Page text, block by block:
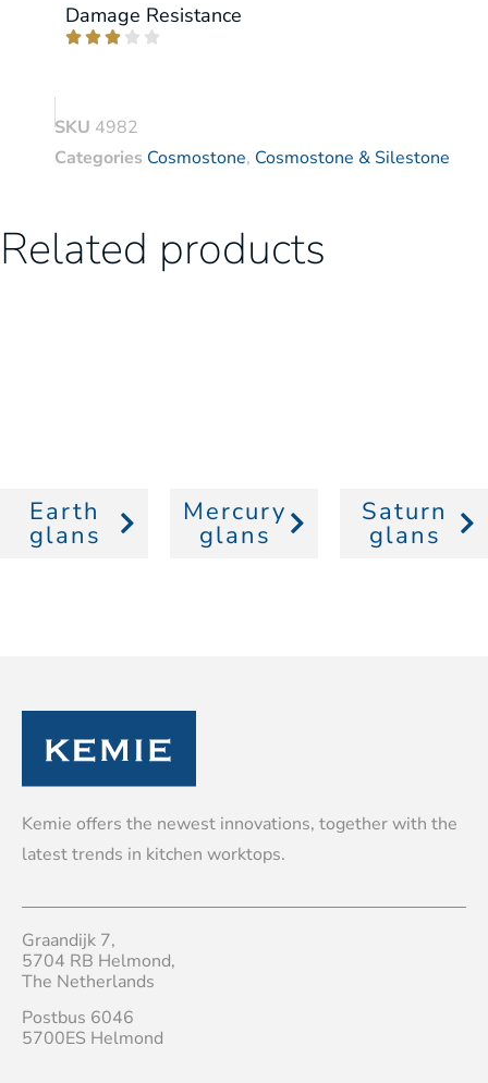
Damage Resistance
    
SKU 4982
Categories Cosmostone, Cosmostone & Silestone
Related products
Earth
glans
Mercury
glans
Saturn
glans
Kemie offers the newest innovations, together with the
latest trends in kitchen worktops.
Graandijk 7,
5704 RB Helmond,
The Netherlands
Postbus 6046
5700ES Helmond